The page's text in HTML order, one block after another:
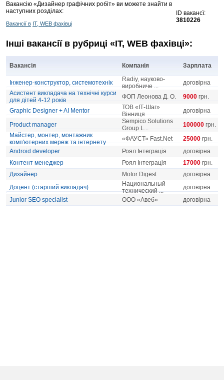
Вакансію «Дизайнер графічних робіт» ви можете знайти в
наступних розділах:
Вакансії в IT, WEB фахівці
ID вакансї:
3810226
Інші вакансії в рубриці «IT, WEB фахівці»:
Вакансія Компанія Зарплата
Інженер-конструктор, системотехнік
Radiy, науково-
виробниче ...
договірна
Асистент викладача на технічні курси
для дітей 4-12 років
ФОП Леонова Д. О. 9000 грн.
Graphic Designer + AI Mentor
ТОВ «ІТ-Шаг»
Вінниця
договірна
Product manager
Sempico Solutions
Group L...
100000 грн.
Майстер, монтер, монтажник
комп'ютерних мереж та інтернету
«ФАУСТ» Fast.Net 25000 грн.
Android developer
Роял Інтеграція
договірна
Контент менеджер
Роял Інтеграція 17000 грн.
Дизайнер
Motor Digest
договірна
Доцент (старший викладач)
Национальный
технический ...
договірна
Junior SEO specialist
ООО «Авеб» договірна